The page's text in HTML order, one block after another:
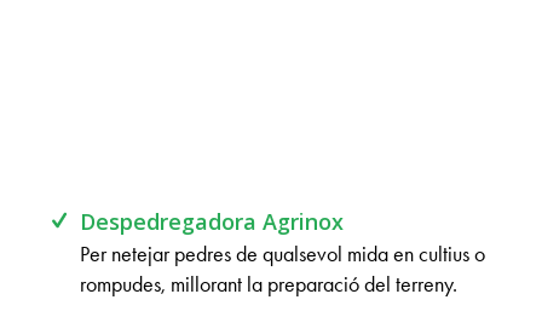
Despedregadora Agrinox
Per netejar pedres de qualsevol mida en cultius o
rompudes, millorant la preparació del terreny.